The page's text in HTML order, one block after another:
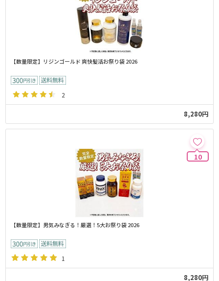
【数量限定】リジンゴールド 爽快髪活お祭り袋 2026
2
8,280円
10
【数量限定】男気みなぎる！厳選！5大お祭り袋 2026
1
8,280円